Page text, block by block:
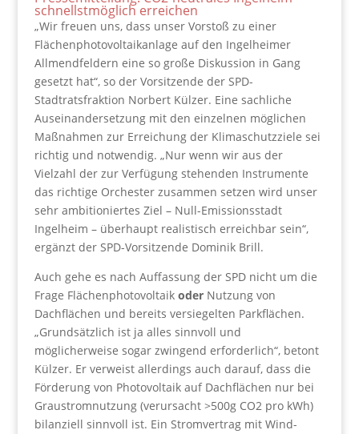
schnellstmöglich erreichen
„Wir freuen uns, dass unser Vorstoß zu einer
Flächenphotovoltaikanlage auf den Ingelheimer
Allmendfeldern eine so große Diskussion in Gang
gesetzt hat“, so der Vorsitzende der SPD-
Stadtratsfraktion Norbert Külzer. Eine sachliche
Auseinandersetzung mit den einzelnen möglichen
Maßnahmen zur Erreichung der Klimaschutzziele sei
richtig und notwendig. „Nur wenn wir aus der
Vielzahl der zur Verfügung stehenden Instrumente
das richtige Orchester zusammen setzen wird unser
sehr ambitioniertes Ziel – Null-Emissionsstadt
Ingelheim – überhaupt realistisch erreichbar sein“,
ergänzt der SPD-Vorsitzende Dominik Brill.
Auch gehe es nach Auffassung der SPD nicht um die
Frage Flächenphotovoltaik oder Nutzung von
Dachflächen und bereits versiegelten Parkflächen.
„Grundsätzlich ist ja alles sinnvoll und
möglicherweise sogar zwingend erforderlich“, betont
Külzer. Er verweist allerdings auch darauf, dass die
Förderung von Photovoltaik auf Dachflächen nur bei
Graustromnutzung (verursacht >500g CO2 pro kWh)
bilanziell sinnvoll ist. Ein Stromvertrag mit Wind-